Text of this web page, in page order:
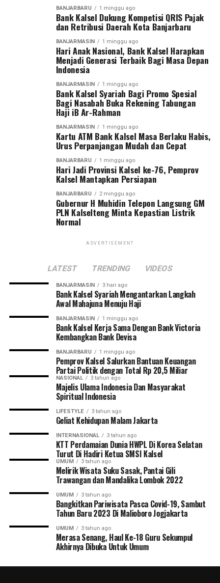
BANJARBARU 1 minggu ago
Bank Kalsel Dukung Kompetisi QRIS Pajak
dan Retribusi Daerah Kota Banjarbaru
BANJARMASIN 1 minggu ago
Hari Anak Nasional, Bank Kalsel Harapkan
Menjadi Generasi Terbaik Bagi Masa Depan
Indonesia
BANJARMASIN 1 minggu ago
Bank Kalsel Syariah Bagi Promo Spesial
Bagi Nasabah Buka Rekening Tabungan
Haji iB Ar-Rahman
BANJARMASIN 1 minggu ago
Kartu ATM Bank Kalsel Masa Berlaku Habis,
Urus Perpanjangan Mudah dan Cepat
BANJARBARU 1 minggu ago
Hari Jadi Provinsi Kalsel ke-76, Pemprov
Kalsel Mantapkan Persiapan
BANJARBARU 2 minggu ago
Gubernur H Muhidin Telepon Langsung GM
PLN Kalselteng Minta Kepastian Listrik
Normal
ADVERTISEMENT
LATEST TRENDING VIDEOS
BANJARMASIN 3 hari ago
Bank Kalsel Syariah Mengantarkan Langkah
Awal Mahajuna Menuju Haji
BANJARMASIN 1 minggu ago
Bank Kalsel Kerja Sama Dengan Bank Victoria
Kembangkan Bank Devisa
BANJARBARU 1 minggu ago
Pemprov Kalsel Salurkan Bantuan Keuangan
Partai Politik dengan Total Rp 20,5 Miliar
NASIONAL 3 tahun ago
Majelis Ulama Indonesia Dan Masyarakat
Spiritual Indonesia
LIFESTYLE 3 tahun ago
Geliat Kehidupan Malam Jakarta
INTERNASIONAL 3 tahun ago
KTT Perdamaian Dunia HWPL Di Korea Selatan
Turut Di Hadiri Ketua SMSI Kalsel
UMUM 3 tahun ago
Melirik Wisata Suku Sasak, Pantai Gili
Trawangan dan Mandalika Lombok 2022
UMUM 3 tahun ago
Bangkitkan Pariwisata Pasca Covid-19, Sambut
Tahun Baru 2023 Di Malioboro Jogjakarta
UMUM 3 tahun ago
Merasa Senang, Haul Ke-18 Guru Sekumpul
Akhirnya Dibuka Untuk Umum